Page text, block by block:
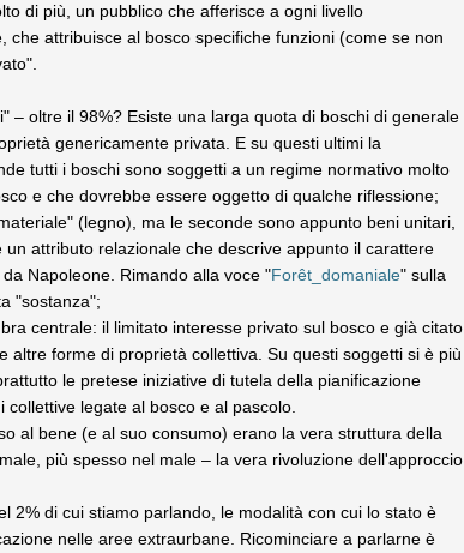
di più, un pubblico che afferisce a ogni livello
che attribuisce al bosco specifiche funzioni (come se non
– oltre il 98%? Esiste una larga quota di boschi di generale
genericamente privata. E su questi ultimi la
tutti i boschi sono soggetti a un regime normativo molto
e che dovrebbe essere oggetto di qualche riflessione;
(legno), ma le seconde sono appunto beni unitari,
attributo relazionale che descrive appunto il carattere
Napoleone. Rimando alla voce "Forêt_domaniale" sulla
"sostanza";
centrale: il limitato interesse privato sul bosco e già citato
forme di proprietà collettiva. Su questi soggetti si è più
le pretese iniziative di tutela della pianificazione
legate al bosco e al pascolo.
al bene (e al suo consumo) erano la vera struttura della
più spesso nel male – la vera rivoluzione dell'approccio
2% di cui stiamo parlando, le modalità con cui lo stato è
nelle aree extraurbane. Ricominciare a parlarne è